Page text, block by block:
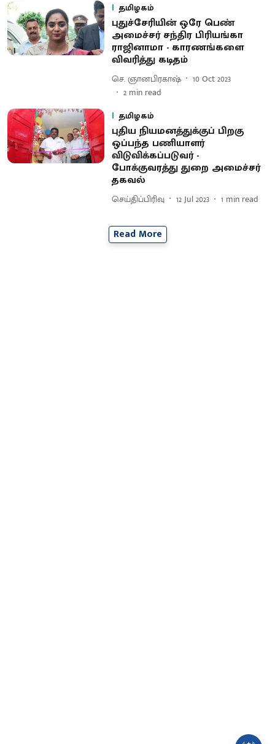
தமிழகம்
புதுச்சேரியின் ஒரே பெண்
அமைச்சர் சந்திர பிரியங்கா
ராஜினாமா - காரணங்களை
விவரித்து கடிதம்
செ. ஞானபிரகாஷ்
10 Oct 2023
2 min read
தமிழகம்
புதிய நியமனத்துக்குப் பிறகு
ஒப்பந்த பணியாளர்
விடுவிக்கப்படுவர் -
போக்குவரத்து துறை அமைச்சர்
தகவல்
செய்திப்பிரிவு 12 Jul 2023 1 min read
Read More